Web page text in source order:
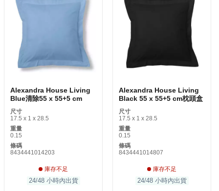
Alexandra House Living
Blue清除55 x 55+5 cm
尺寸
17.5 x 1 x 28.5
重量
0.15
條碼
8434441014203
庫存不足
24/48 小時內出貨
Alexandra House Living
Black 55 x 55+5 cm枕頭盒
尺寸
17.5 x 1 x 28.5
重量
0.15
條碼
8434441014807
庫存不足
24/48 小時內出貨